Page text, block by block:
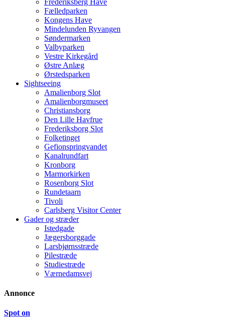
Fælledparken
Kongens Have
Mindelunden Ryvangen
Søndermarken
Valbyparken
Vestre Kirkegård
Østre Anlæg
Ørstedsparken
Sightseeing
Amalienborg Slot
Amalienborgmuseet
Christiansborg
Den Lille Havfrue
Frederiksborg Slot
Folketinget
Gefionspringvandet
Kanalrundfart
Kronborg
Marmorkirken
Rosenborg Slot
Rundetaarn
Tivoli
Carlsberg Visitor Center
Gader og stræder
Istedgade
Jægersborggade
Larsbjørnsstræde
Pilestræde
Studiestræde
Værnedamsvej
Annonce
Spot on